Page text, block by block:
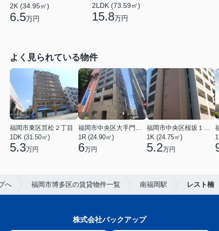
2K (34.95㎡)
6.5万円
2LDK (73.59㎡)
15.8万円
よく見られている物件
福岡市東区筥松２丁目
1DK (31.50㎡)
5.3万円
1R (24.90㎡)
6万円
1K (24.75㎡)
5.2万円
へ 福岡市博多区の賃貸物件一覧 南福岡駅 レスト楠
株式会社バックアップ